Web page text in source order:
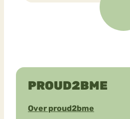
PROUD2BME
Over proud2bme